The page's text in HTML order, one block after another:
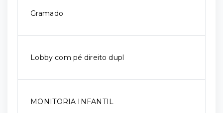
Gramado
Lobby com pé direito dupl
MONITORIA INFANTIL